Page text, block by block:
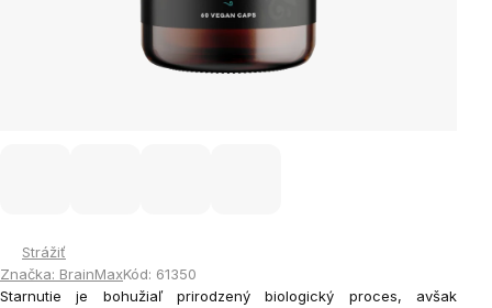
Strážiť
Značka: BrainMaxKód: 61350
Starnutie je bohužiaľ prirodzený biologický proces, avšak